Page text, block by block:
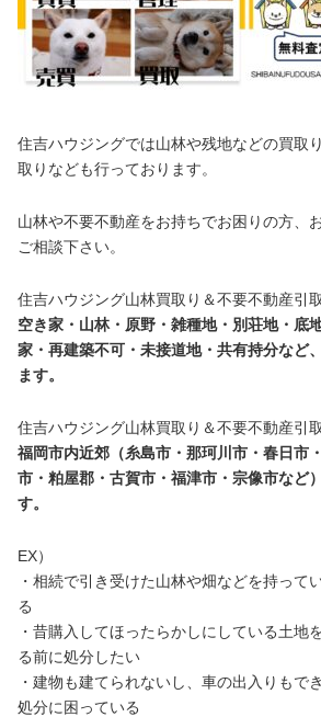
住吉ハウジングでは山林や残地などの買取
取りなども行っております。
山林や不要不動産をお持ちでお困りの方、
ご相談下さい。
住吉ハウジング山林買取り＆不要不動産引
空き家・山林・原野・雑種地・別荘地・底
家・再建築不可・未接道地・共有持分など
ます。
住吉ハウジング山林買取り＆不要不動産引
福岡市内近郊（糸島市・那珂川市・春日市
市・粕屋郡・古賀市・福津市・宗像市など
す。
EX）
・相続で引き受けた山林や畑などを持って
る
・昔購入してほったらかしにしている土地
る前に処分したい
・建物も建てられないし、車の出入りもで
処分に困っている